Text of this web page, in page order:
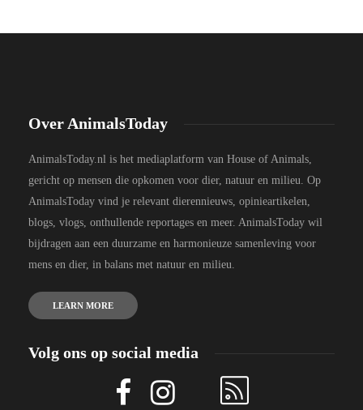
Over AnimalsToday
AnimalsToday.nl is het mediaplatform van House of Animals,
gericht op mensen die opkomen voor dier, natuur en milieu. Op
AnimalsToday vind je relevant dierennieuws, opinieartikelen,
blogs, vlogs, onthullende reportages en meer. AnimalsToday wil
bijdragen aan een duurzame en harmonieuze samenleving voor
mens en dier, in balans met natuur en milieu.
LEARN MORE
Volg ons op social media